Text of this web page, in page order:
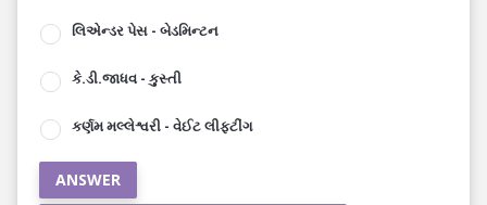
લિએન્ડર પેસ - બેડમિન્ટન
કે.ડી.જાધવ - કુસ્તી
કર્ણમ મલ્લેશ્વરી - વેઈટ લીફટીંગ
ANSWER